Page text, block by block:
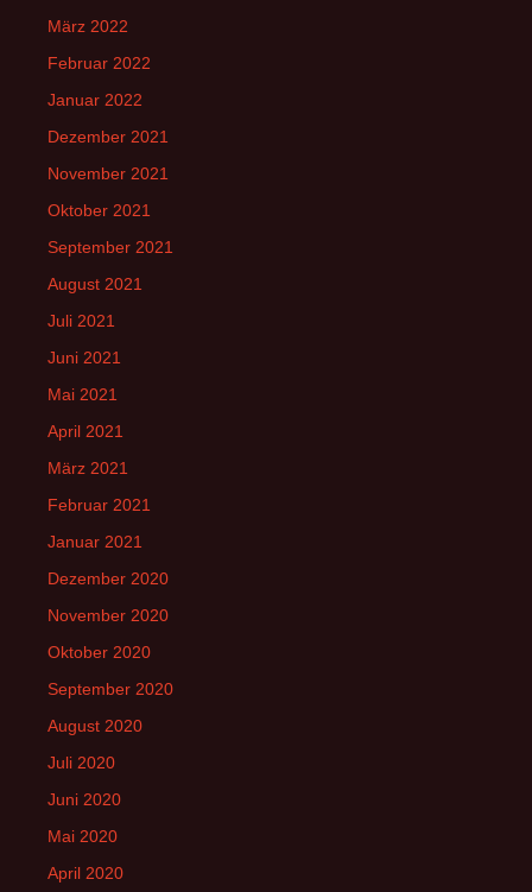
März 2022
Februar 2022
Januar 2022
Dezember 2021
November 2021
Oktober 2021
September 2021
August 2021
Juli 2021
Juni 2021
Mai 2021
April 2021
März 2021
Februar 2021
Januar 2021
Dezember 2020
November 2020
Oktober 2020
September 2020
August 2020
Juli 2020
Juni 2020
Mai 2020
April 2020